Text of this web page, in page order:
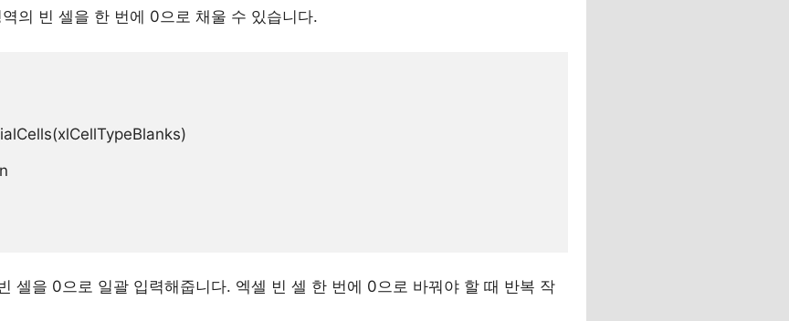
의 빈 셀을 한 번에 0으로 채울 수 있습니다.
셀을 0으로 일괄 입력해줍니다. 엑셀 빈 셀 한 번에 0으로 바꿔야 할 때 반복 작